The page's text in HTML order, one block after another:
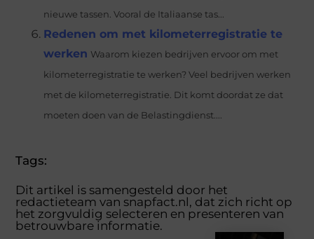
nieuwe tassen. Vooral de Italiaanse tas...
Redenen om met kilometerregistratie te
werken Waarom kiezen bedrijven ervoor om met
kilometerregistratie te werken? Veel bedrijven werken
met de kilometerregistratie. Dit komt doordat ze dat
moeten doen van de Belastingdienst....
Tags:
Dit artikel is samengesteld door het
redactieteam van snapfact.nl, dat zich richt op
het zorgvuldig selecteren en presenteren van
betrouwbare informatie.